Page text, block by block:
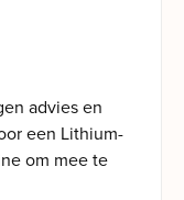
advies en
een Lithium-
om mee te